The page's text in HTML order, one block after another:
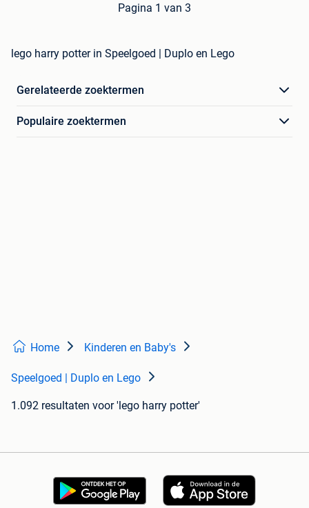
Pagina 1 van 3
lego harry potter in Speelgoed | Duplo en Lego
Gerelateerde zoektermen
Populaire zoektermen
Home Kinderen en Baby's
Speelgoed | Duplo en Lego
1.092 resultaten voor 'lego harry potter'